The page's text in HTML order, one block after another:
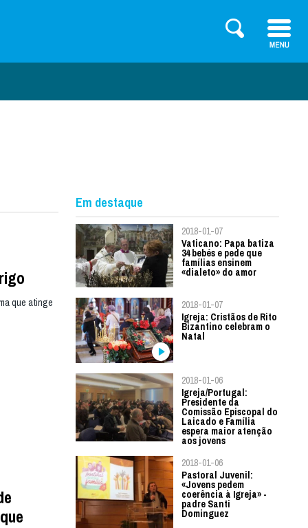
que atinge
Em destaque
2018-01-07
Vaticano: Papa batiza
34 bebés e pede que
famílias ensinem
«dialeto» do amor
2018-01-07
Igreja: Cristãos de Rito
Bizantino celebram o
Natal
2018-01-06
Igreja/Portugal:
Presidente da
Comissão Episcopal do
Laicado e Família
espera maior atenção
aos jovens
2018-01-06
Pastoral Juvenil:
«Jovens pedem
coerência à Igreja» -
padre Santi
Dominguez